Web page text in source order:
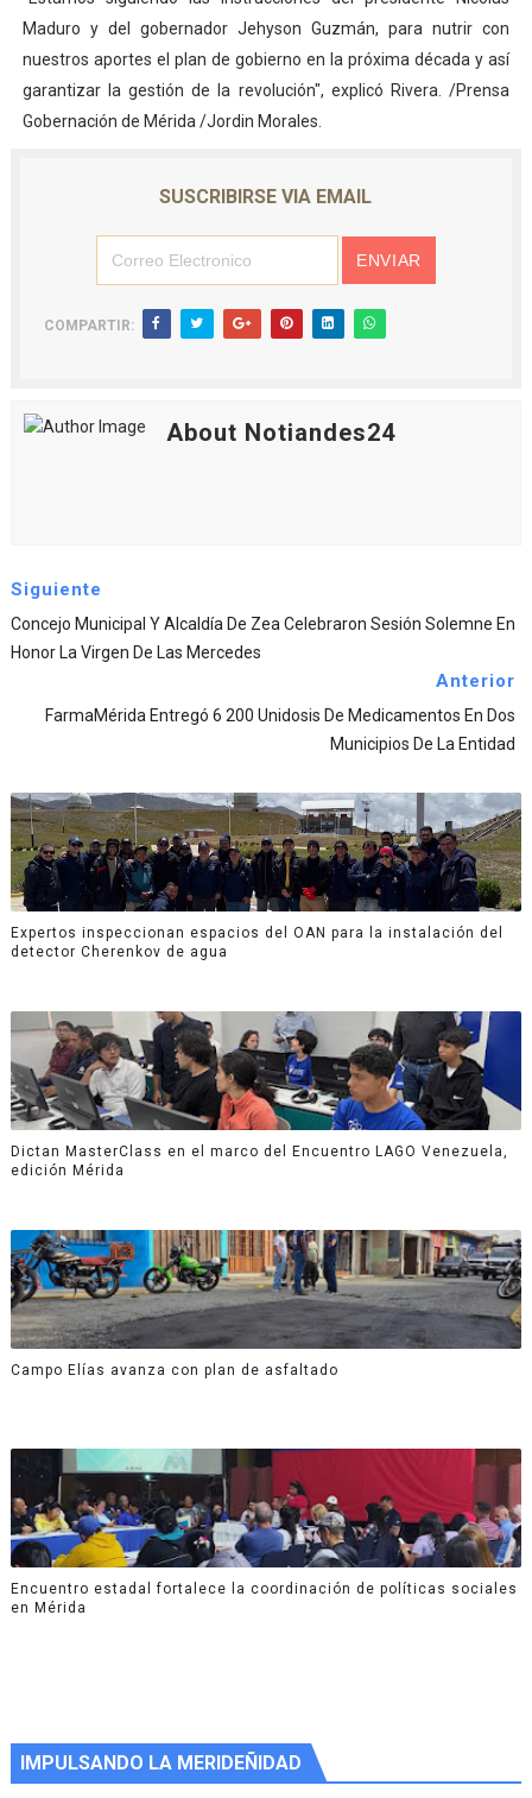
Maduro y del gobernador Jehyson Guzmán, para nutrir con
nuestros aportes el plan de gobierno en la próxima década y así
garantizar la gestión de la revolución", explicó Rivera. /Prensa
Gobernación de Mérida /Jordin Morales.
SUSCRIBIRSE VIA EMAIL
COMPARTIR:
About Notiandes24
Siguiente
Concejo Municipal Y Alcaldía De Zea Celebraron Sesión Solemne En
Honor La Virgen De Las Mercedes
Anterior
FarmaMérida Entregó 6 200 Unidosis De Medicamentos En Dos
Municipios De La Entidad
Expertos inspeccionan espacios del OAN para la instalación del
detector Cherenkov de agua
Dictan MasterClass en el marco del Encuentro LAGO Venezuela,
edición Mérida
Campo Elías avanza con plan de asfaltado
Encuentro estadal fortalece la coordinación de políticas sociales
en Mérida
IMPULSANDO LA MERIDEÑIDAD